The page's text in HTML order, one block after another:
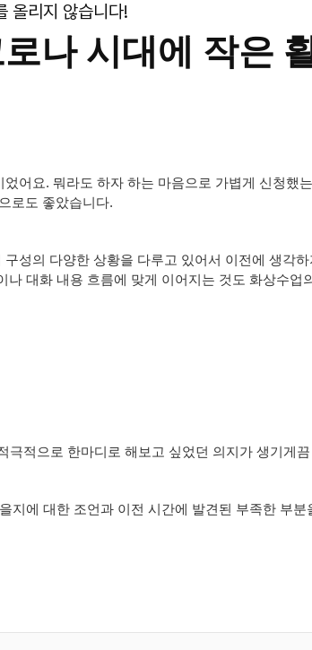
올리지 않습니다!
나 시대에 작은
어요. 뭐라도 하자 하는 마음으로 가볍게 신청했
로도 좋았습니다.
성의 다양한 상황을 다루고 있어서 이전에 생각
대화 내용 흐름에 맞게 이어지는 것도 화상수업
적으로 한마디로 해보고 싶었던 의지가 생기게
에 대한 조언과 이전 시간에 발견된 부족한 부